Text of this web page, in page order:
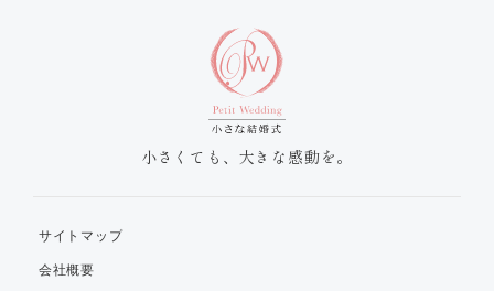
小さくても、大きな感動を。
サイトマップ
会社概要